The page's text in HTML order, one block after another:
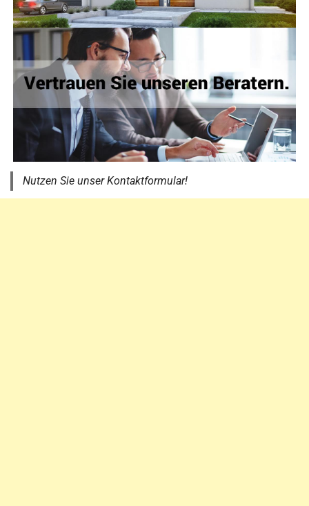
Nutzen Sie unser Kontaktformular!